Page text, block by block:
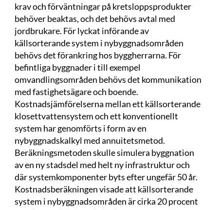
krav och förväntningar på kretsloppsprodukter
behöver beaktas, och det behövs avtal med
jordbrukare. För lyckat införande av
källsorterande system i nybyggnadsområden
behövs det förankring hos byggherrarna. För
befintliga byggnader i till exempel
omvandlingsområden behövs det kommunikation
med fastighetsägare och boende.
Kostnadsjämförelserna mellan ett källsorterande
klosettvattensystem och ett konventionellt
system har genomförts i form av en
nybyggnadskalkyl med annuitetsmetod.
Beräkningsmetoden skulle simulera byggnation
av en ny stadsdel med helt ny infrastruktur och
där systemkomponenter byts efter ungefär 50 år.
Kostnadsberäkningen visade att källsorterande
system i nybyggnadsområden är cirka 20 procent